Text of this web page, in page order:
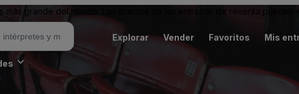
más grande del mundo. Los precios de las entradas de reventa
Explorar Vender Favoritos Mis